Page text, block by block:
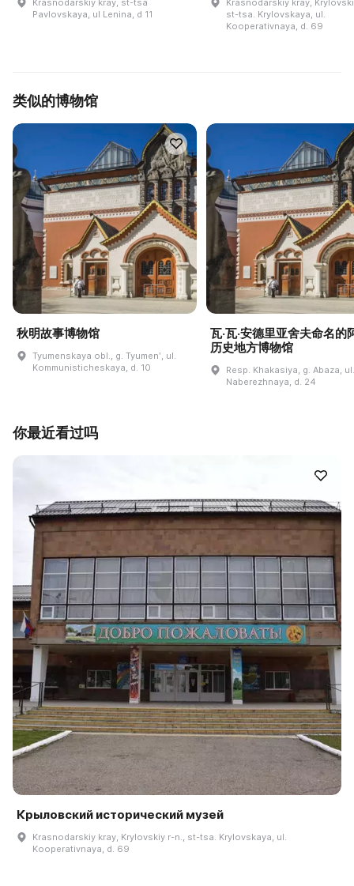
Krasnodarskiy kray, st-tsa
Pavlovskaya, ul Lenina, d 11
Krasnodarskiy kray,
st-tsa. Krylovskaya, ul.
Kooperativnaya, d. 69
类似的博物馆
秋明故事博物馆
Tyumenskaya obl., g. Tyumenʹ, ul.
Kommunisticheskaya, d. 10
瓦·瓦·安德里亚舍夫命名的
历史地方博物馆
Resp. Khakasiya, g. Abaza, ul.
Naberezhnaya, d. 24
你最近看过吗
Крыловский исторический музей
Krasnodarskiy kray, Krylovskiy r-n., st-tsa. Krylovskaya, ul.
Kooperativnaya, d. 69